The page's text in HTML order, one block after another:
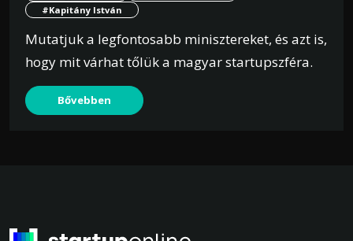
#Kapitány István
Mutatjuk a legfontosabb minisztereket, és azt is,
hogy mit várhat tőlük a magyar startupszféra.
Bővebben